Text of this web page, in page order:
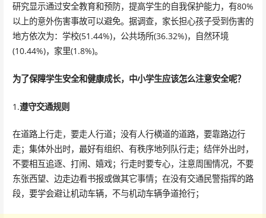
研究显示通过安全教育和预防，提高学生的自我保护能力，有80%
以上的意外伤害事故可以避免。据调查，家长担心孩子受到伤害的
地方依次为：学校(51.44%)，公共场所(36.32%)，自然环境
(10.44%)，家里(1.8%)。
为了保障学生安全和健康成长，中小学生应该怎么注意安全呢？
1.遵守交通规则
在道路上行走，要走人行道；没有人行横道的道路，要靠路边行
走；集体外出时，最好有组织、有秩序地列队行走；结伴外出时，
不要相互追逐、打闹、嬉戏；行走时要专心，注意周围情况，不要
东张西望、边走边看书报或做其它事情；在没有交通民警指挥的路
段，要学会避让机动车辆，不与机动车辆争道抢行；